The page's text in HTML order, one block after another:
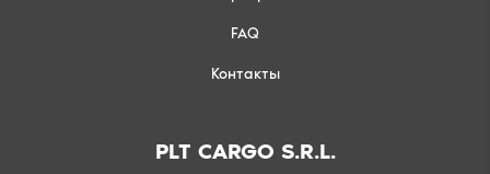
FAQ
Контакты
PLT CARGO S.R.L.